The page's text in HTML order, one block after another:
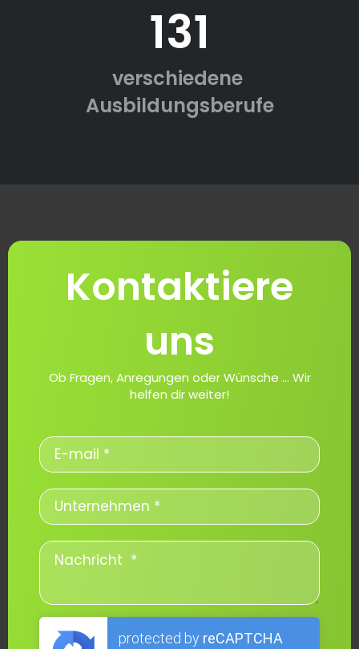
131
verschiedene
Ausbildungsberufe
Kontaktiere
uns
Ob Fragen, Anregungen oder Wünsche ... Wir
helfen dir weiter!
protected by reCAPTCHA